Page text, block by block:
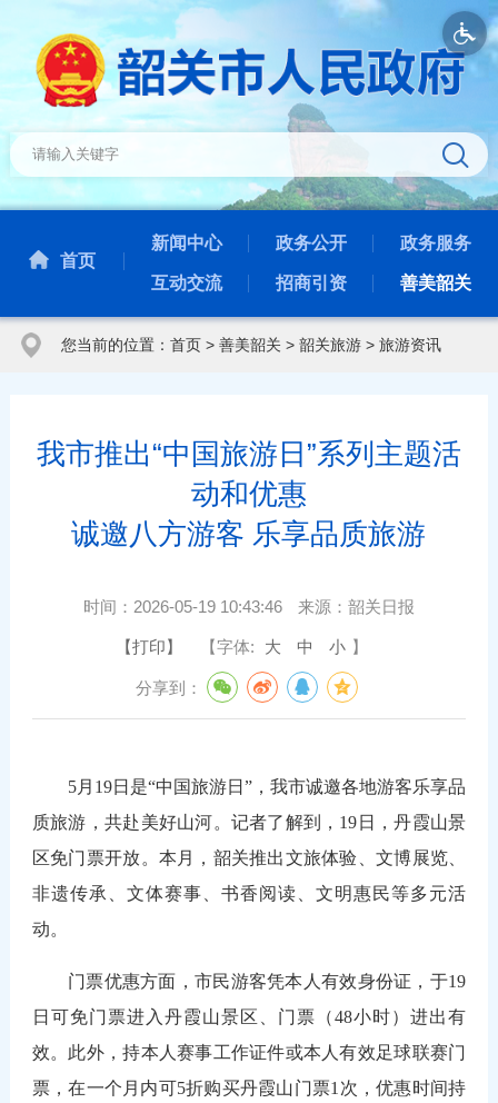
首页
新闻中心 政务公开 政务服务
互动交流 招商引资 善美韶关
您当前的位置： 首页> 善美韶关> 韶关旅游> 旅游资讯
我市推出“中国旅游日”系列主题活
动和优惠
诚邀八方游客 乐享品质旅游
时间： 2026-05-19 10:43:46 来源： 韶关日报
【打印】 【字体: 大 中 小 】
分享到：
5月19日是“中国旅游日”，我市诚邀各地游客乐享品
质旅游，共赴美好山河。记者了解到， 19日
，丹霞山景
区免门票开放。本月，韶关推出文旅体验、文博展览、
非遗传承、文体赛事、书香阅读、文明惠民等多元活
动。
门票优惠方面，市民游客凭本人有效身份证，于19
日可免门票进入丹霞山景区、门票（48小时）进出有
效。此外，持本人赛事工作证件或本人有效足球联赛门
票，在一个月内可5折购买丹霞山门票1次，优惠时间持